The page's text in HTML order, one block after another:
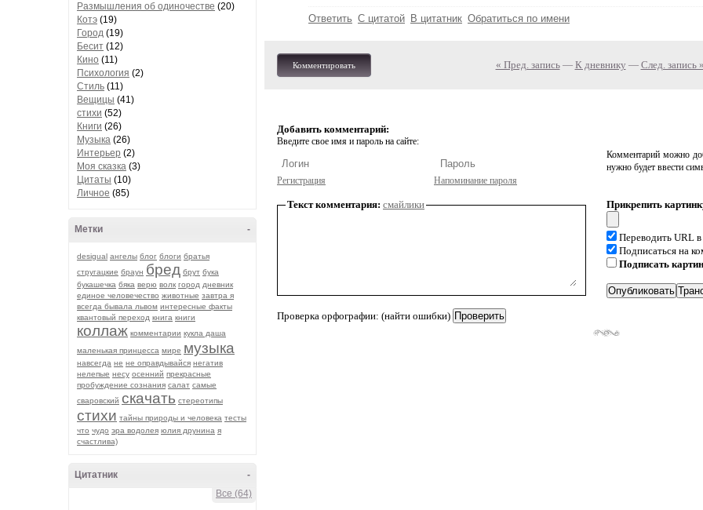
Размышления об одиночестве (20)
Котэ (19)
Город (19)
Бесит (12)
Кино (11)
Психология (2)
Стиль (11)
Вещицы (41)
стихи (52)
Книги (26)
Музыка (26)
Интерьер (2)
Моя сказка (3)
Цитаты (10)
Личное (85)
-
Метки
desigual ангелы блог блоги братья
стругацкие браун бред брут бука
букашечка бяка верю волк город дневник
единое человечество животные завтра я
всегда бывала львом интересные факты
квантовый переход книга книги
коллаж комментарии кукла даша
маленькая принцесса мире музыка
навсегда не не оправдывайся негатив
нелепые несу осенний прекрасные
пробуждение сознания салат самые
сваровский скачать стереотипы
стихи тайны природы и человека тесты
что чудо эра водолея юлия друнина я
счастлива)
-
Цитатник
Все (64)
Ответить С цитатой В цитатник Обратиться по имени
Комментировать « Пред. запись— К дневнику — След. запись
Добавить комментарий:
Введите свое имя и пароль на сайте:
Регистрация Напоминание пароля
Комментарий можно
нужно будет ввести
Текст комментария: смайлики
Проверка орфографии: (найти ошибки)
Прикрепить
Переводить URL
Подписаться на
Подписать